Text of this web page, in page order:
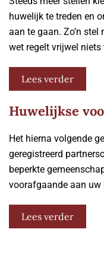
huwelijk te treden en
aan te gaan. Zo’n stel
wet regelt vrijwel niets
Lees verder
Huwelijkse
Het hierna volgende
geregistreerd
beperkte
voorafgaande aan
Lees verder